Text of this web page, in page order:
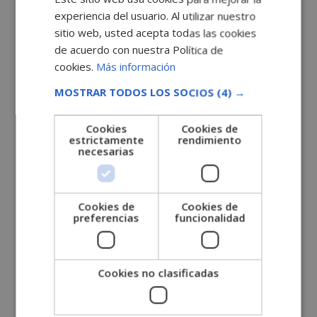
Máster en Enología, Sommelier y Cata de Vinos
-Incluye Pack de Cata de Vinos-
1.980,00€
El
precio
original
era:
1.980,00€.
495,00€El
es:
experiencia del usuario. Al utilizar nuestro
sitio web, usted acepta todas las cookies
de acuerdo con nuestra Política de
cookies. Más información
MOSTRAR TODOS LOS SOCIOS (4) →
Cookies
estrictamente
necesarias
Cookies de
rendimiento
Cookies de
preferencias
Cookies de
funcionalidad
Cookies no clasificadas